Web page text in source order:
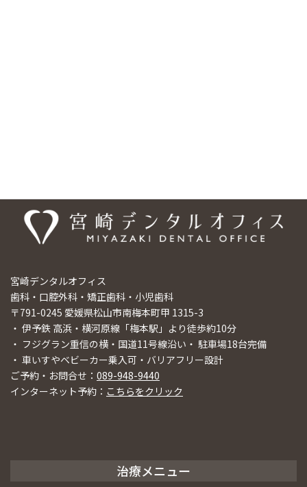
宮崎デンタルオフィス
歯科・口腔外科・矯正歯科・小児歯科
〒791-0245 愛媛県松山市南梅本町甲 1315-3
・ 伊予鉄 高浜・横河原線「梅本駅」より徒歩約10分
・ フジグラン重信の横・国道11号線沿い・ 駐車場18台完備
・ 車いすやベビーカー乗入可・バリアフリー設計
ご予約・お問合せ： 089-948-9440
インターネット予約： こちらをクリック
治療メニュー